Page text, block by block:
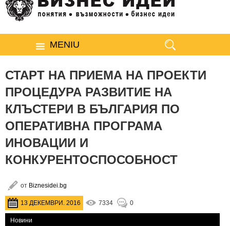
MENIU
СТАРТ НА ПРИЕМА НА ПРОЕКТИ
ПРОЦЕДУРА РАЗВИТИЕ НА
КЛЪСТЕРИ В БЪЛГАРИЯ ПО
ОПЕРАТИВНА ПРОГРАМА
ИНОВАЦИИ И
КОНКУРЕНТОСПОСОБНОСТ
от Biznesidei.bg
7334 0
13 ДЕКЕМВРИ. 2016
Новини